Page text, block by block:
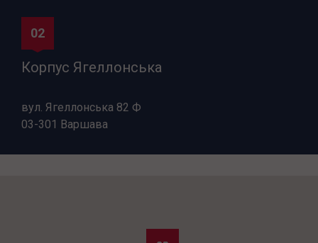
02
Корпус Ягеллонська
вул. Ягеллонська 82 Ф
03-301 Варшава